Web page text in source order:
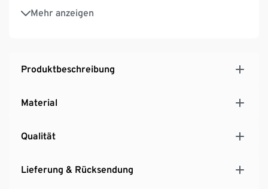
Mehr anzeigen
Moderner Küchenhelfer im praxistauglichen Design
Produktbeschreibung
Material
Qualität
Lieferung & Rücksendung